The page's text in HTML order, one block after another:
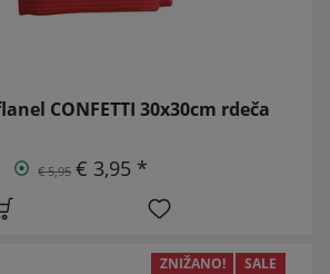
CONFETTI 30x30cm rdeča
€ 5,95 € 3,95 *
ZNIŽANO! SALE